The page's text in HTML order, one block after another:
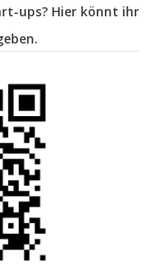
ups? Hier könnt ihr